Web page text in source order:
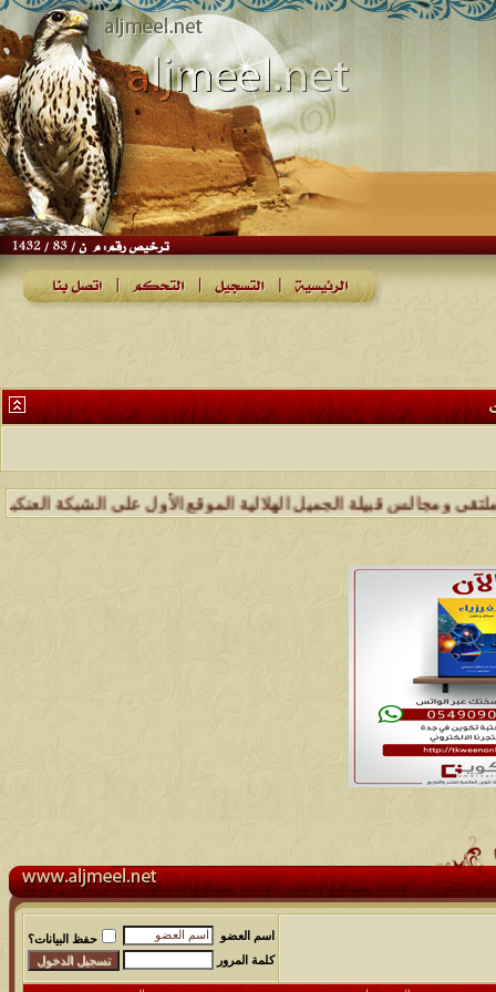
الجميل الهلالية الموقع الأول على الشبكة العنكبوتية الذي يهتم
اسم العضو
حفظ البيانات؟
كلمة المرور